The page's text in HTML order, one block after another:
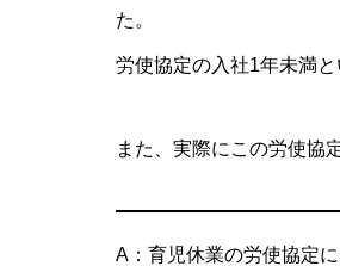
た。
労使協定の入社1年未満
また、実際にこの労使協
A：育児休業の労使協定